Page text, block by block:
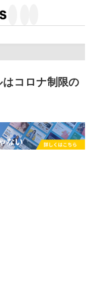
コロナ制限の